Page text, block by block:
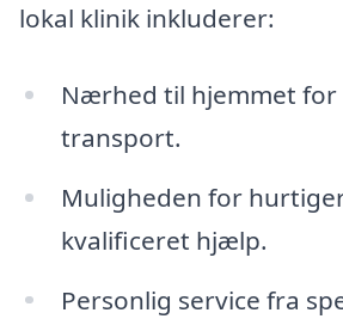
lokal klinik inkluderer:
Nærhed til hjemmet for
transport.
Muligheden for
kvalificeret hjælp.
Personlig service fra